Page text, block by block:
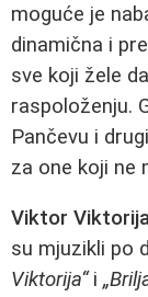
moguće je
dinamična i
sve koji žele
raspoloženju.
Pančevu i
za one koji ne
Viktor
su mjuzikli po
Viktorija“i